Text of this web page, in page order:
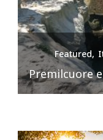
Featured
Premilcuore